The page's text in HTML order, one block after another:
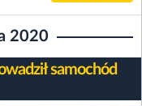
2020
samochód